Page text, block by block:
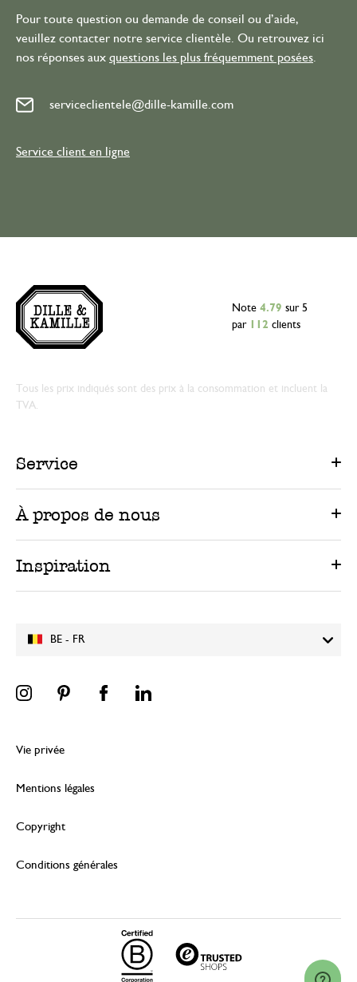
Pour toute question ou demande de conseil ou d’aide,
veuillez contacter notre service clientèle. Ou retrouvez ici
nos réponses aux questions les plus fréquemment posées
serviceclientele@dille-kamille.com
Service client en ligne
BE - FR
Note 4.79 sur 5
par
112 clients
Tous les prix indiqués sont des prix à la consommation et incluent la
TVA.
Service
À propos de nous
Inspiration
Vie privée
Mentions légales
Copyright
Conditions générales